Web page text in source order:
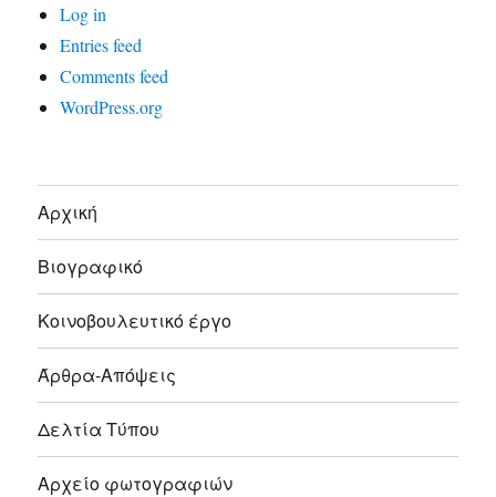
Log in
Entries feed
Comments feed
WordPress.org
Αρχική
Βιογραφικό
Κοινοβουλευτικό έργο
Άρθρα-Απόψεις
Δελτία Τύπου
Αρχείο φωτογραφιών